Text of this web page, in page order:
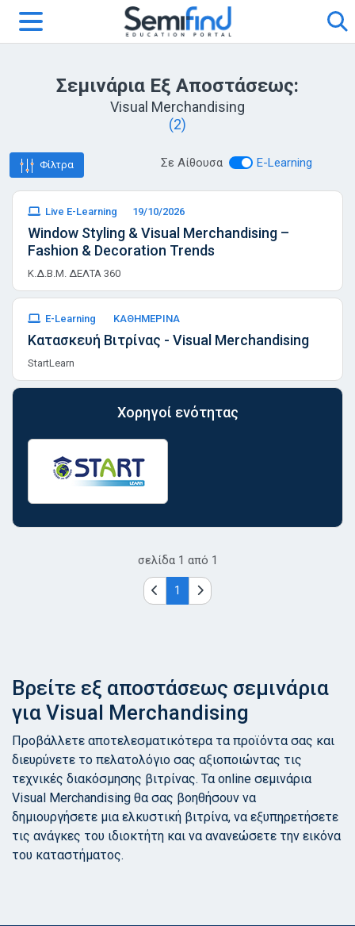
Σεμινάρια Εξ Αποστάσεως:
Visual Merchandising
(2)
Φίλτρα Σε Αίθουσα E-Learning
Live E-Learning 19/10/2026
Window Styling & Visual Merchandising –
Fashion & Decoration Trends
Κ.Δ.Β.Μ. ΔΕΛΤΑ 360
E-Learning ΚΑΘΗΜΕΡΙΝΑ
Κατασκευή Βιτρίνας - Visual Merchandising
StartLearn
Χορηγοί ενότητας
σελίδα 1 από 1
1
Βρείτε εξ αποστάσεως σεμινάρια
για Visual Merchandising
Προβάλλετε αποτελεσματικότερα τα προϊόντα σας και
διευρύνετε το πελατολόγιο σας αξιοποιώντας τις
τεχνικές διακόσμησης βιτρίνας. Τα online σεμινάρια
Visual Merchandising θα σας βοηθήσουν να
δημιουργήσετε μια ελκυστική βιτρίνα, να εξυπηρετήσετε
τις ανάγκες του ιδιοκτήτη και να ανανεώσετε την εικόνα
του καταστήματος.